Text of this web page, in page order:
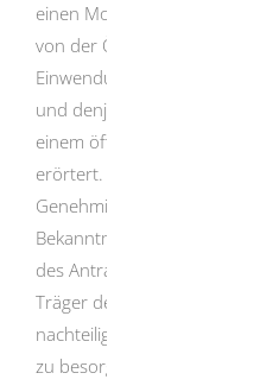
einen Monat lang ausgelegt
von der Öffentlichkeit
Einwendungen, werden diese
und denjenigen, die die
einem öffentlichen Termin
erörtert. Gemäß § 16
Genehmigungsbehörde von
Bekanntmachung des
des Antrags und der
Träger des Vorhabens dies
nachteilige Auswirkungen auf
zu besorgen sind.